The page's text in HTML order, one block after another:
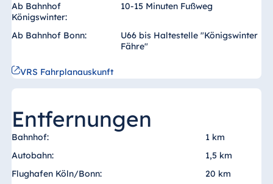
Hotel Amelia
China
Garden
Hotel &
Conference
Center Taicang
Ab Bahnhof
Königswinter:
10-15 Minuten Fußweg
Ab Bahnhof Bonn:
U66 bis Haltestelle "Königswinter
Fähre"
VRS Fahrplanauskunft
Entfernungen
Bahnhof:
1 km
Autobahn:
1,5 km
Flughafen Köln/Bonn:
20 km